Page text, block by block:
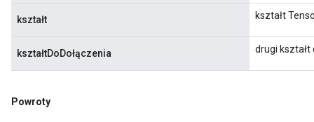
kształt kształt
kształtDoDołączenia drugi kształt
Powroty